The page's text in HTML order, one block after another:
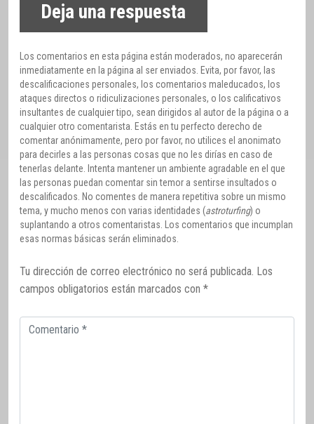
Deja una respuesta
Los comentarios en esta página están moderados, no aparecerán
inmediatamente en la página al ser enviados. Evita, por favor, las
descalificaciones personales, los comentarios maleducados, los
ataques directos o ridiculizaciones personales, o los calificativos
insultantes de cualquier tipo, sean dirigidos al autor de la página o a
cualquier otro comentarista. Estás en tu perfecto derecho de
comentar anónimamente, pero por favor, no utilices el anonimato
para decirles a las personas cosas que no les dirías en caso de
tenerlas delante. Intenta mantener un ambiente agradable en el que
las personas puedan comentar sin temor a sentirse insultados o
descalificados. No comentes de manera repetitiva sobre un mismo
tema, y mucho menos con varias identidades (astroturfing) o
suplantando a otros comentaristas. Los comentarios que incumplan
esas normas básicas serán eliminados.
Tu dirección de correo electrónico no será publicada. Los
campos obligatorios están marcados con *
Comentario